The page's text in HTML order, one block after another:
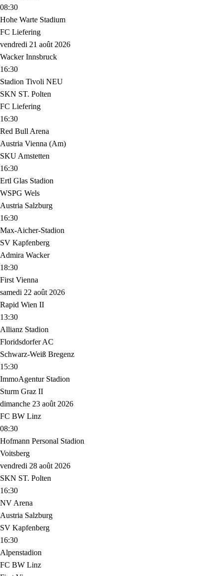
08:30
Hohe Warte Stadium
FC Liefering
vendredi 21 août 2026
Wacker Innsbruck
16:30
Stadion Tivoli NEU
SKN ST. Polten
FC Liefering
16:30
Red Bull Arena
Austria Vienna (Am)
SKU Amstetten
16:30
Ertl Glas Stadion
WSPG Wels
Austria Salzburg
16:30
Max-Aicher-Stadion
SV Kapfenberg
Admira Wacker
18:30
First Vienna
samedi 22 août 2026
Rapid Wien II
13:30
Allianz Stadion
Floridsdorfer AC
Schwarz-Weiß Bregenz
15:30
ImmoAgentur Stadion
Sturm Graz II
dimanche 23 août 2026
FC BW Linz
08:30
Hofmann Personal Stadion
Voitsberg
vendredi 28 août 2026
SKN ST. Polten
16:30
NV Arena
Austria Salzburg
SV Kapfenberg
16:30
Alpenstadion
FC BW Linz